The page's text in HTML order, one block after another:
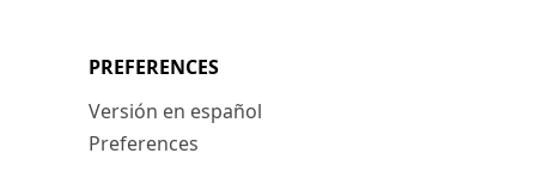
PREFERENCES
Versión en español
Preferences